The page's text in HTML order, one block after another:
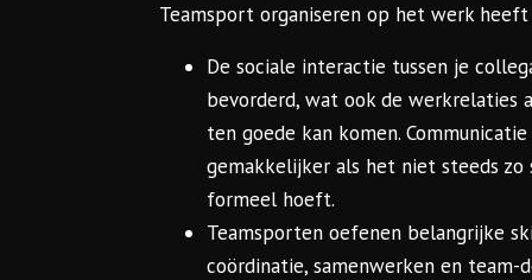
Teamsport organiseren op het werk
De sociale interactie tussen je
bevorderd, wat ook de werkrelaties
ten goede kan komen. Communicatie
gemakkelijker als het niet steeds
formeel hoeft.
Teamsporten oefenen belangrijke
coördinatie, samenwerken en team-